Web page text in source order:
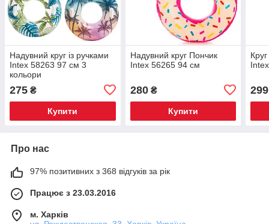
Надувний круг із ручками
Intex 58263 97 см 3
кольори
275 ₴
Купити
Надувний круг Пончик
Intex 56265 94 см
280₴
Купити
299
Про нас
97% позитивних з 368 відгуків за рік
Працює з 23.03.2016
м. Харків